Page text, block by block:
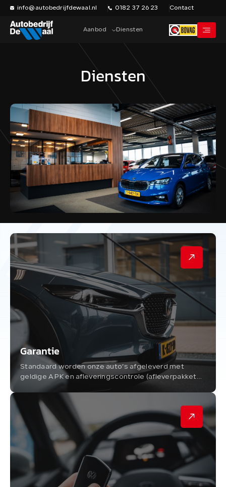
info@autobedrijfdewaal.nl 0182 37 26 23 Contact
Aanbod Diensten
Vacatures
Over ons
Historie
Verkocht
Contact
Diensten
Garantie
Standaard worden onze auto’s afgeleverd met
geldige APK en afleveringscontrole (afleverpakket
E). De kosten hiervan zijn in de prijs inbegrepen.